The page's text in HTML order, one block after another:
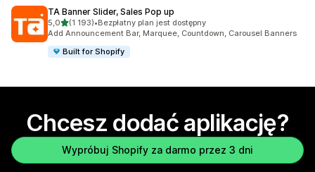
TA Banner Slider, Sales Pop up
5,0na 5 gwiazdek
(1 193)
Łączna liczba recenzji: 1193
•Bezpłatny plan jest dostępny
Add Announcement Bar, Marquee, Countdown, Carousel Banners
Built for Shopify
Chcesz dodać aplikację?
Wypróbuj Shopify za darmo przez 3 dni